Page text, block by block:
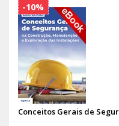
Conceitos Gerais de
-10%